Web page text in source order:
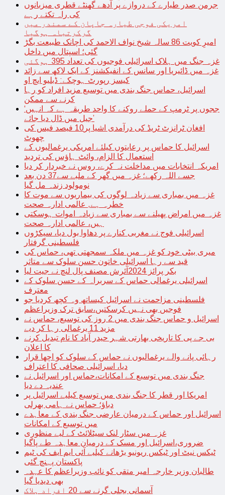
جرمن صدر طیارے کے دروازے پر آدھے گھنٹے قطری میزبانوں
کی راہ تکتے رہے
امریکی فوجی طیارہ جاپان کے سمندر میں
گرکرتباہ ہوگیا
امیرِ کویت 86 سالہ شیخ نواف الاحمد کی اچانک طبیعت بگڑ
گئی؛ اسپتال میں داخل
غزہ جنگ میں ہلاک اسرائیلی فوجیوں کی تعداد 395 ہوگئی
غزہ میں ڈائیریا اور سانس کے انفیکشنز کے ایک لاکھ سے زائد
کیسز رپورٹ ہوچکے: ڈبلیو ایچ او
اسرائیل، حماس جنگ بندی میں توسیع مزید افراد کو رہا
کرنے سے ممکن
‘ججوں پر ٹرمپ کے حملے روکنے کا واحد طریقہ ہے کہ انہیں
جیل میں ڈال دیا جائے’
افغان ٹرانزٹ ٹریڈ کی درآمدی اشیا پر10 فیصد فیس کی
چھوٹ
اسرائیل کا حماس پر رعایتوں کیلئے امریکی یرغمالیوں کے
استعمال کا الزام، وائٹ ہاؤس کی تردید
امریکہ انتخابات میں مداخلت نہ کرے، روس نے خبردار کر دیا
جسے اللہ رکھے؛ غزہ میں گھر کے ملبے سے37 دن بعد
نومولود زندہ مل گیا
غزہ میں بمباری سے زیادہ لوگوں کی بیماریوں سے موت کا
خطرہ ہے, عالمی ادارہ صحت
غزہ میں امراض پھیلنے سے بمباری سے زیادہ اموات ہوسکتی
ہیں، عالمی ادارہ صحت
اسرائیلی فوج نے مغربی کنارے پر دھاوا بول دیا، سیکڑوں
فلسطینی گرفتار
میری بیٹی خود کو غزہ میں ملکہ سمجھتی تھی، حماس کی
قید سے رہا اسرائیلی خاتون حسن سلوک سے متاثر
بکر پرائز 2024آئرش مصنف پال لنچ نے جیت لیا
اسرائیلی یرغمالی حماس کے سربراہ کے حسن سلوک کے
معترف
فلسطینی مزاحمت نے اسرائیل کیساتھ وہ کچھ کردیا جو
فوجیں بھی نہیں کرسکتیں،سابق ترک وزیراعظم
اسرائیل و حماس جنگ بندی میں 2 روز کی توسیع، حماس نے
مزید 11 یرغمالی رہا کر دیے
بی جے پی کا تاریخی بھارتی شہر حیدر آباد کا نام تبدیل کرنے
کا اعلان
رہائی پانے والے یرغمالیوں نے حماس کے سلوک کو اچھا قرار
دیا، اسرائیلی صحافی کا اعتراف
جنگ بندی میں توسیع کے امکانات،حماس اور اسرائیل نے
عندیہ دے دیا
امریکا اور قطر کا جنگ بندی میں توسیع کیلیے اسرائیل پر
دباؤ؛ حماس نے ہامی بھرلی
اسرائیل اور حماس کے درمیان عارضی جنگ بندی کے معاہدے
میں توسیع کے امکانات
غزہ میں سٹار لنک سیٹلائٹ کے لیے منظوری
ضروری،اسرائیل اور مسک کے درمیان معاہدہ طے پاگیا
ٹیکس نیٹ اور ٹیکس ریونیو بڑھانے کیلیے آئی ایم ایف کی ٹیم
پاکستان پہنچ گئی
طالبان وزیر خارجہ امیر متقی کو نائب وزیراعظم کا عہدہ
بھی دیدیا گیا
آسمانی بجلی گرنے سے 20 افراد ہلاک